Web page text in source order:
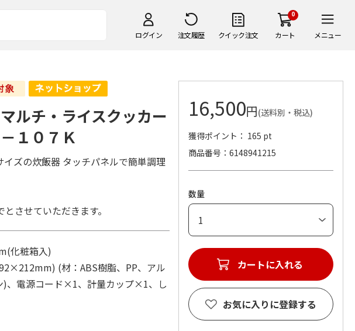
ログイン 注文履歴 クイック注文
0
カート メニュー
ルチ・ライスクッカー
１０７Ｋ
ズの炊飯器 タッチパネルで簡単調理
させていただきます。
化粧箱入)
(材：ABS樹脂、PP、アル
)、電源コード×1、計量カップ×1、し
16,500円(送料別・税込)
獲得ポイント： 165 pt
商品番号
6148941215
数量
カートに入れる
お気に入りに登録する